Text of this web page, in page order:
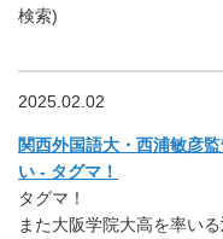
検索)
2025.02.02
関西外国語大・西浦敏彦
い - タグマ！
タグマ！
また大阪学院大高を率いる